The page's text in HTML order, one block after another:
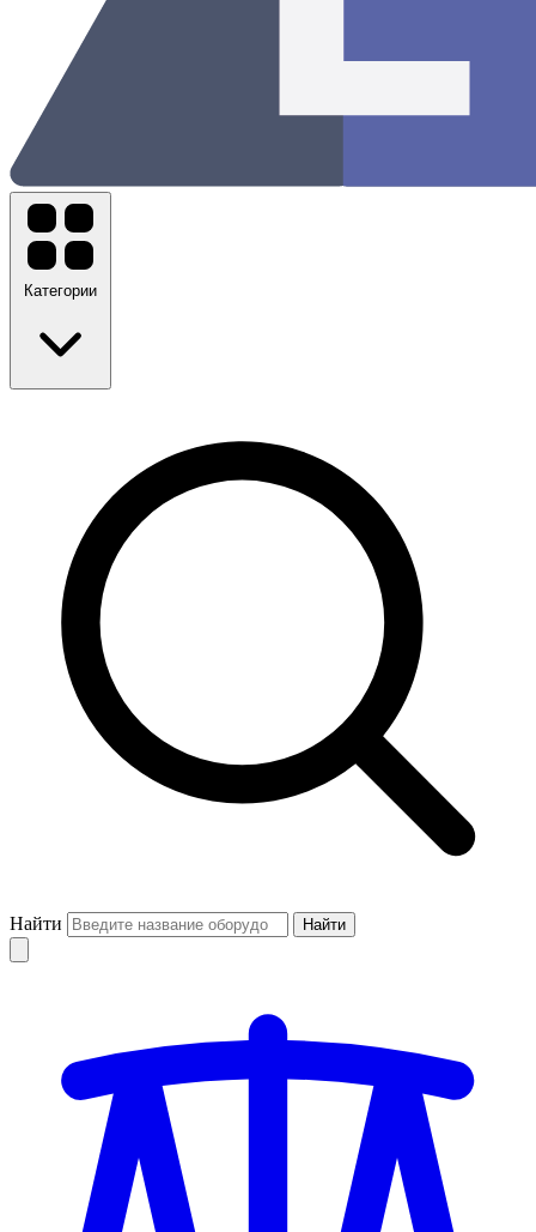
Категории
Найти Найти